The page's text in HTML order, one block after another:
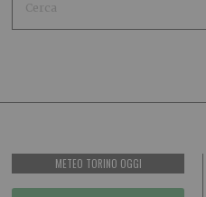
METEO TORINO OGGI